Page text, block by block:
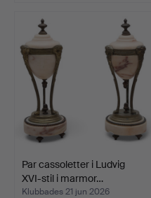
Par cassoletter i Ludvig
XVI-stil i marmor…
Klubbades 21 jun 2026